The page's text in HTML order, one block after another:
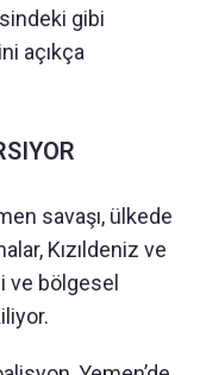
gibi
açıkça
savaşı, ülkede
Kızıldeniz ve
ve bölgesel